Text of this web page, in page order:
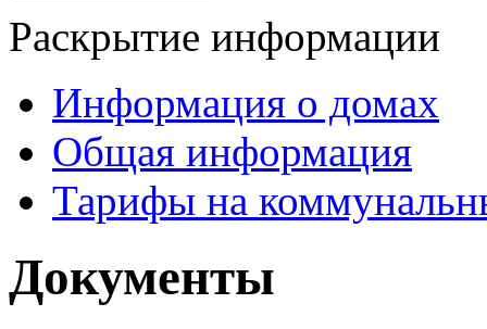
Раскрытие информации
Информация о домах
Общая информация
Тарифы на
Документы